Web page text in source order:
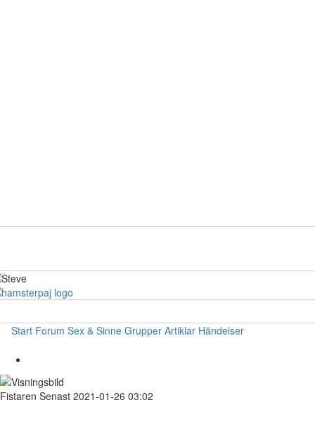
Start Forum Sex & Sinne Grupper Artiklar Händelser
Fistaren Senast 2021-01-26 03:02